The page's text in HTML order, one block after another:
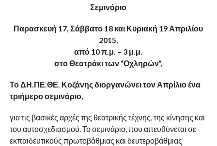
Σεμινάριο
Παρασκευή 17, Σάββατο 18 και Κυριακή 19 Απριλίου
2015,
από 10 π.μ. – 3 μ.μ.
στο Θεατράκι των “Οχληρών”,
Το ΔΗ.ΠΕ.ΘΕ. Κοζάνης διοργανώνει τον Απρίλιο ένα
τριήμερο σεμινάριο,
για τις βασικές αρχές της θεατρικής τέχνης, της κίνησης και
του αυτοσχεδιασμού. Το σεμινάριο, που απευθύνεται σε
εκπαιδευτικούς πρωτοβάθμιας και δευτεροβάθμιας